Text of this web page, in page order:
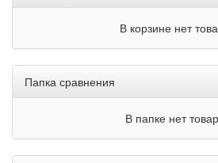
В корзине нет
Папка сравнения
В папке нет